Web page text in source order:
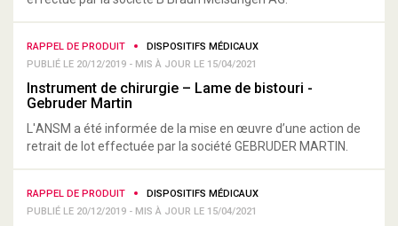
RAPPEL DE PRODUIT
DISPOSITIFS MÉDICAUX
PUBLIÉ LE 20/12/2019 - MIS À JOUR LE 15/04/2021
Instrument de chirurgie – Lame de bistouri -
Gebruder Martin
L'ANSM a été informée de la mise en œuvre d’une action de
retrait de lot effectuée par la société GEBRUDER MARTIN.
RAPPEL DE PRODUIT
DISPOSITIFS MÉDICAUX
PUBLIÉ LE 20/12/2019 - MIS À JOUR LE 15/04/2021